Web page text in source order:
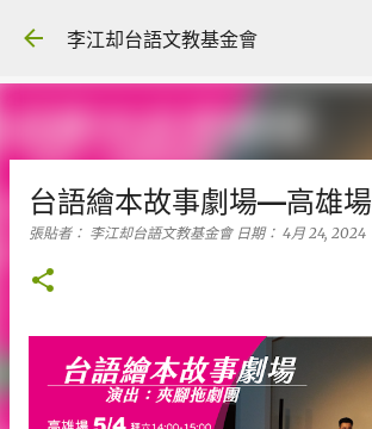
跳到主要內容
李江却台語文教基金會
台語繪本故事劇場—高雄場
張貼者： 李江却台語文教基金會 日期： 4月 24, 2024